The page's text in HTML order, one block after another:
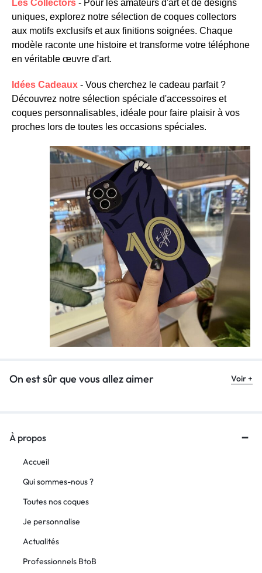
Les Collectors - Pour les amateurs d'art et de designs
uniques, explorez notre sélection de coques collectors
aux motifs exclusifs et aux finitions soignées. Chaque
modèle raconte une histoire et transforme votre téléphone
en véritable œuvre d'art.
Idées Cadeaux - Vous cherchez le cadeau parfait ?
Découvrez notre sélection spéciale d'accessoires et
coques personnalisables, idéale pour faire plaisir à vos
proches lors de toutes les occasions spéciales.
On est sûr que vous allez aimer Voir +
À propos
Accueil
Qui sommes-nous ?
Toutes nos coques
Je personnalise
Actualités
Professionnels BtoB